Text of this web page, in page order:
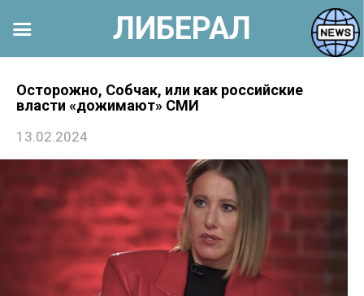
контенту
Осторожно, Собчак, или как российские
власти «дожимают» СМИ
13.02.2024
ЛИБЕРАЛ